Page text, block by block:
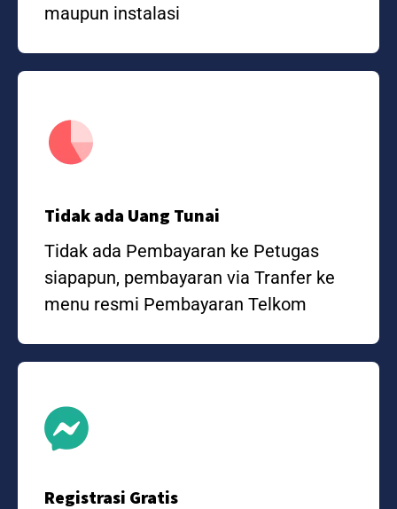
maupun instalasi
Tidak ada Uang Tunai
Tidak ada Pembayaran ke Petugas
siapapun, pembayaran via Tranfer ke
menu resmi Pembayaran Telkom
Registrasi Gratis